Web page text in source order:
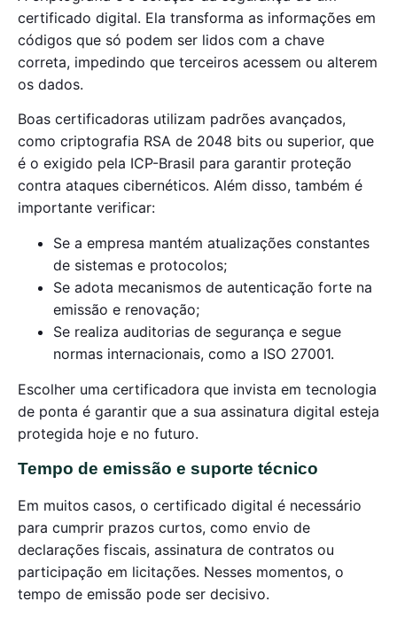
certificado digital. Ela transforma as informações em
códigos que só podem ser lidos com a chave
correta, impedindo que terceiros acessem ou alterem
os dados.
Boas certificadoras utilizam padrões avançados,
como criptografia RSA de 2048 bits ou superior, que
é o exigido pela ICP-Brasil para garantir proteção
contra ataques cibernéticos. Além disso, também é
importante verificar:
Se a empresa mantém atualizações constantes
de sistemas e protocolos;
Se adota mecanismos de autenticação forte na
emissão e renovação;
Se realiza auditorias de segurança e segue
normas internacionais, como a ISO 27001.
Escolher uma certificadora que invista em tecnologia
de ponta é garantir que a sua assinatura digital esteja
protegida hoje e no futuro.
Tempo de emissão e suporte técnico
Em muitos casos, o certificado digital é necessário
para cumprir prazos curtos, como envio de
declarações fiscais, assinatura de contratos ou
participação em licitações. Nesses momentos, o
tempo de emissão pode ser decisivo.